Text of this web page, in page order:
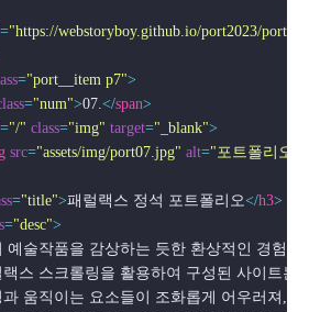
="https://webstoryboy.github.io/port2023/
="port__item p7">
="num">07.</span>
="/" class="img" target="_blank">
src="assets/img/port07.jpg" alt="포트폴리오"
="title">패럴랙스 정석 포트폴리오</h3>
="desc">
마치 예술작품을 감상하는 듯한 환상적인 경
패럴랙스 스크롤링을 활용하여 구성된 사
배경과 움직이는 요소들이 조화롭게 어우